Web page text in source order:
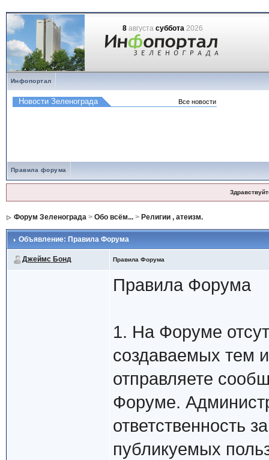
8августа суббота2026
Инфопортал
Правила форума
Форум Зеленограда> Обо всём...> Религии , атеизм.
Объявление: Правила Форума
Джеймс Бонд Правила Форума
Правила Форума
1. На Форуме
создаваемых тем
отправляете
Форуме.
ответственность
публикуемых